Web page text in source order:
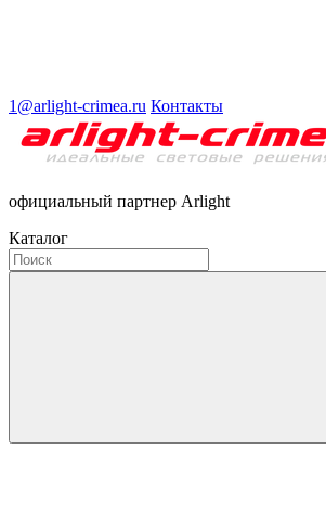
1@arlight-crimea.ru Контакты
официальный партнер Arlight
Каталог